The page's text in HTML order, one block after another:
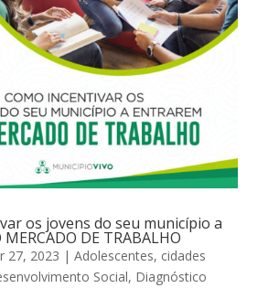
os jovens do seu município a
DE TRABALHO
27, 2023 | Adolescentes, cidades
Social, Diagnóstico